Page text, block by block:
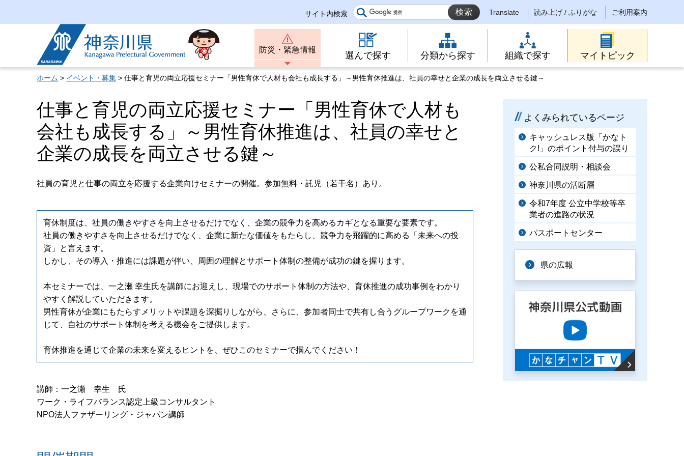
サイト内検索 Translate 読み上げ / ふりがな ご利用案内
神奈川県
防災・緊急情報
選んで探す 分類から探す 組織で探す マイトピック
ホーム > イベント・募集 > 仕事と育児の両立応援セミナー「男性育休で人材も会社も成長する」～男性育休推進は、社員の幸せと企業の成長を両立させる鍵～
仕事と育児の両立応援セミナー「男性育休で人材も
会社も成長する」～男性育休推進は、社員の幸せと
企業の成長を両立させる鍵～
社員の育児と仕事の両立を応援する企業向けセミナーの開催。参加無料・託児（若干名）あり。
育休制度は、社員の働きやすさを向上させるだけでなく、企業の競争力を高めるカギとなる重要な要素です。
社員の働きやすさを向上させるだけでなく、企業に新たな価値をもたらし、競争力を飛躍的に高める「未来への投
資」と言えます。
しかし、その導入・推進には課題が伴い、周囲の理解とサポート体制の整備が成功の鍵を握ります。
本セミナーでは、一之瀬 幸生氏を講師にお迎えし、現場でのサポート体制の方法や、育休推進の成功事例をわかり
やすく解説していただきます。
男性育休が企業にもたらすメリットや課題を深掘りしながら、さらに、参加者同士で共有し合うグループワークを通
じて、自社のサポート体制を考える機会をご提供します。
育休推進を通じて企業の未来を変えるヒントを、ぜひこのセミナーで掴んでください！
講師：一之瀬 幸生 氏
ワーク・ライフバランス認定上級コンサルタント
NPO法人ファザーリング・ジャパン講師
よくみられているページ
キャッシュレス版「かなト
ク!」のポイント付与の誤り
公私合同説明・相談会
神奈川県の活断層
令和7年度 公立中学校等卒
業者の進路の状況
パスポートセンター
県の広報